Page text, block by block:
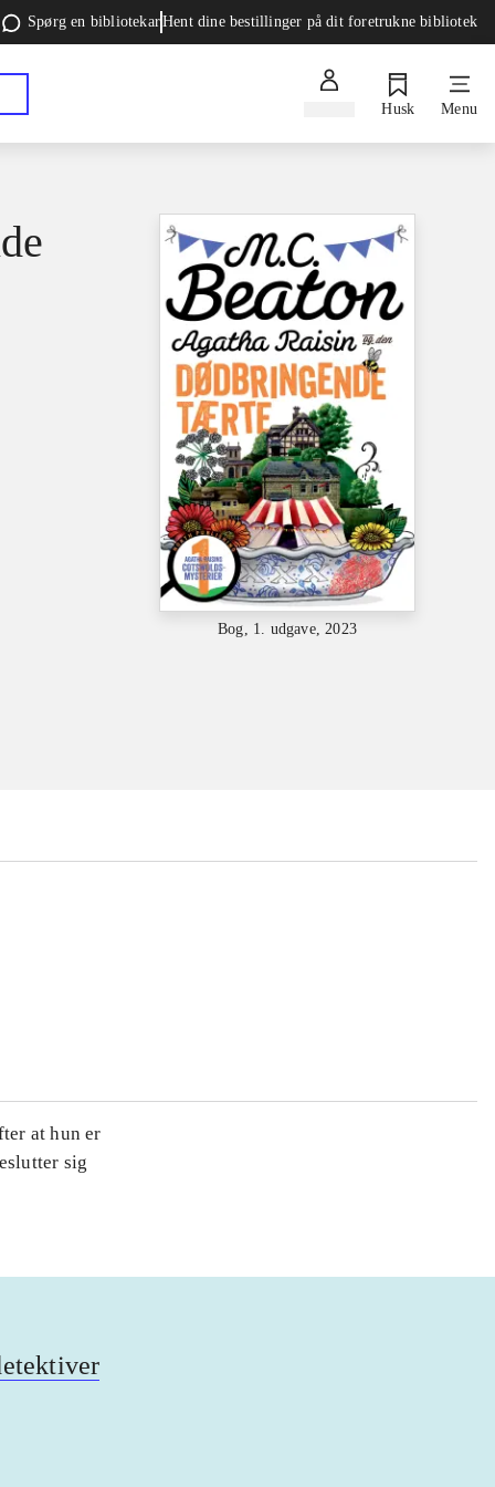
Spørg en bibliotekarHent dine bestillinger på dit foretrukne bibliotek
Husk Menu
Bog, 1. udgave, 2023
at hun er
sig